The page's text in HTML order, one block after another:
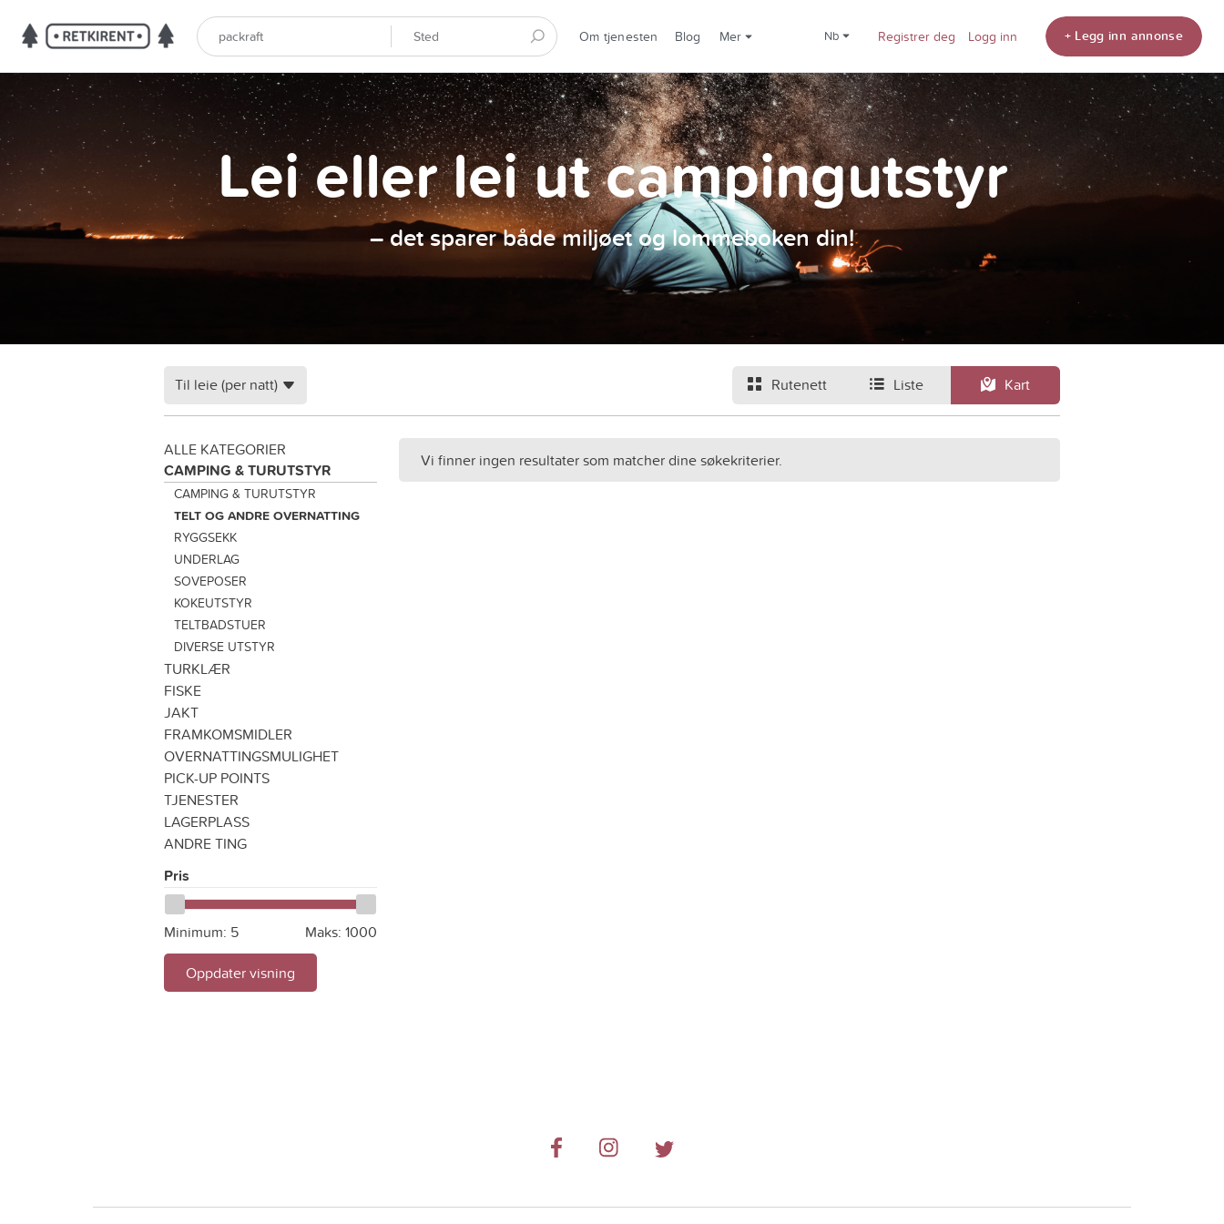
Om tjenesten Blog Mer nb Registrer deg Logg inn + Legg inn annonse
Lei eller lei ut campingutstyr
– det sparer både miljøet og lommeboken din!
Rutenett Liste Kart
Til leie (per natt)
ALLE KATEGORIER
CAMPING & TURUTSTYR
CAMPING & TURUTSTYR
TELT OG ANDRE OVERNATTING
RYGGSEKK
UNDERLAG
SOVEPOSER
KOKEUTSTYR
TELTBADSTUER
DIVERSE UTSTYR
TURKLÆR
FISKE
JAKT
FRAMKOMSMIDLER
OVERNATTINGSMULIGHET
PICK-UP POINTS
TJENESTER
LAGERPLASS
ANDRE TING
Pris
Minimum: 5 Maks: 1000
Oppdater visning
Vi finner ingen resultater som matcher dine søkekriterier.